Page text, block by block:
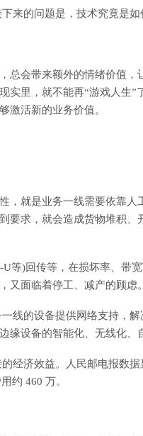
来的问题是，技术究竟是
总会带来额外的情绪价值，
里，就不能再“游戏人生”
激活新的业务价值。
，就是业务一线需要依靠人
要求，就会造成货物堆积
等)回传等，在损坏率、带
又面临着停工、减产的顾虑。
线的设备提供网络支持，
缘设备的智能化、无线化、
经济效益。人民邮电报数
约 460 万。